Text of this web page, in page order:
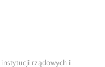
rządowych i